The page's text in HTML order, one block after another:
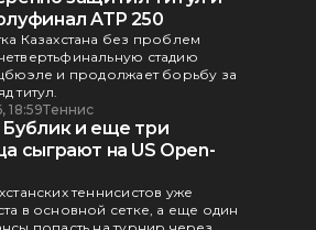
ATP 250
Казахстана без проблем
стадию
и продолжает борьбу за
титул.
18:59Теннис
Бублик и еще три
сыграют на US Open-
теннисистов уже
в основной сетке, а еще один